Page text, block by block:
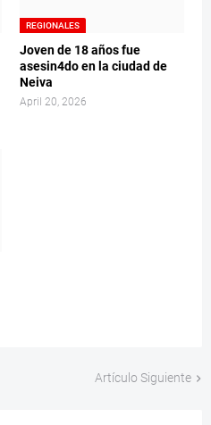
REGIONALES
Joven de 18 años fue
asesin4do en la ciudad de
Neiva
April 20, 2026
Artículo Siguiente